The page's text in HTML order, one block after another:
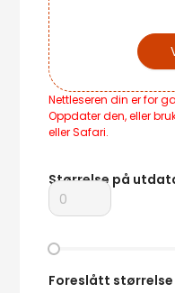
Nettleseren din er for
Oppdater den, eller
eller Safari.
Størrelse på
Foreslått størrelse